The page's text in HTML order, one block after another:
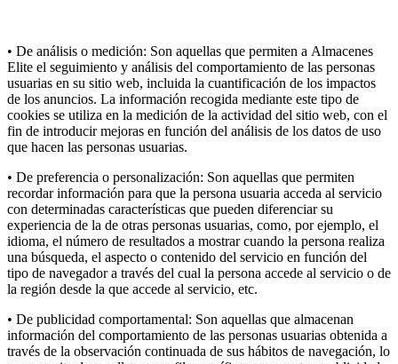
• De análisis o medición: Son aquellas que permiten a Almacenes
Elite el seguimiento y análisis del comportamiento de las personas
usuarias en su sitio web, incluida la cuantificación de los impactos
de los anuncios. La información recogida mediante este tipo de
cookies se utiliza en la medición de la actividad del sitio web, con el
fin de introducir mejoras en función del análisis de los datos de uso
que hacen las personas usuarias.
• De preferencia o personalización: Son aquellas que permiten
recordar información para que la persona usuaria acceda al servicio
con determinadas características que pueden diferenciar su
experiencia de la de otras personas usuarias, como, por ejemplo, el
idioma, el número de resultados a mostrar cuando la persona realiza
una búsqueda, el aspecto o contenido del servicio en función del
tipo de navegador a través del cual la persona accede al servicio o de
la región desde la que accede al servicio, etc.
• De publicidad comportamental: Son aquellas que almacenan
información del comportamiento de las personas usuarias obtenida a
través de la observación continuada de sus hábitos de navegación, lo